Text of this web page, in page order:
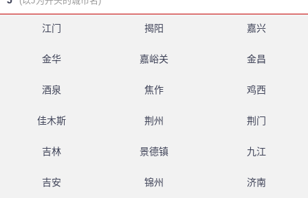
江门 揭阳 嘉兴
金华 嘉峪关 金昌
酒泉 焦作 鸡西
佳木斯 荆州 荆门
吉林 景德镇 九江
吉安 锦州 济南